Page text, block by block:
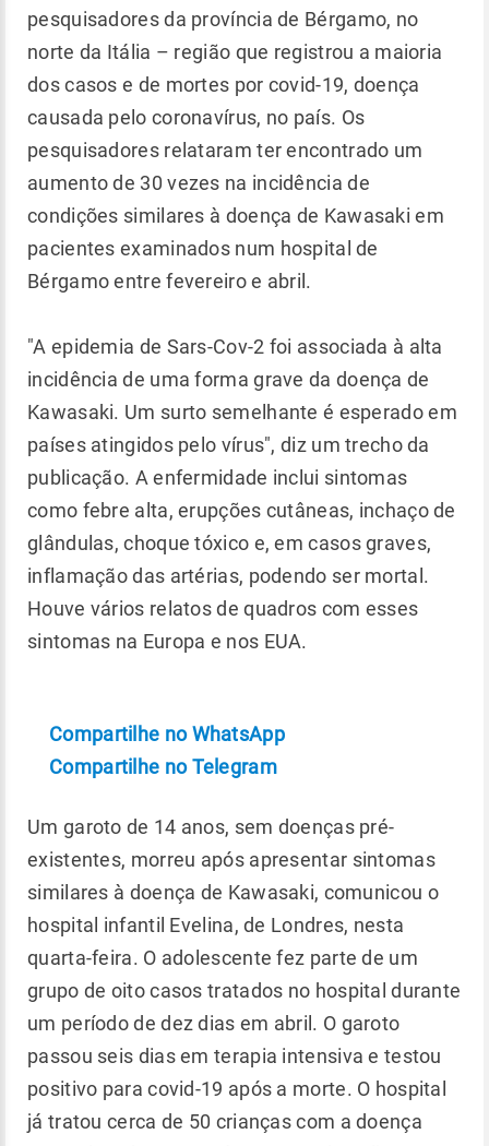
pesquisadores da província de Bérgamo, no
norte da Itália – região que registrou a maioria
dos casos e de mortes por covid-19, doença
causada pelo coronavírus, no país. Os
pesquisadores relataram ter encontrado um
aumento de 30 vezes na incidência de
condições similares à doença de Kawasaki em
pacientes examinados num hospital de
Bérgamo entre fevereiro e abril.
"A epidemia de Sars-Cov-2 foi associada à alta
incidência de uma forma grave da doença de
Kawasaki. Um surto semelhante é esperado em
países atingidos pelo vírus", diz um trecho da
publicação. A enfermidade inclui sintomas
como febre alta, erupções cutâneas, inchaço de
glândulas, choque tóxico e, em casos graves,
inflamação das artérias, podendo ser mortal.
Houve vários relatos de quadros com esses
sintomas na Europa e nos EUA.
Compartilhe no WhatsApp
Compartilhe no Telegram
Um garoto de 14 anos, sem doenças pré-
existentes, morreu após apresentar sintomas
similares à doença de Kawasaki, comunicou o
hospital infantil Evelina, de Londres, nesta
quarta-feira. O adolescente fez parte de um
grupo de oito casos tratados no hospital durante
um período de dez dias em abril. O garoto
passou seis dias em terapia intensiva e testou
positivo para covid-19 após a morte. O hospital
já tratou cerca de 50 crianças com a doença